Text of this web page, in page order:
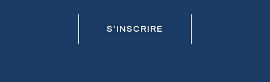
S'INSCRIRE